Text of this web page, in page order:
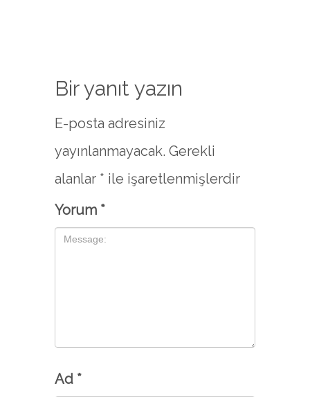
Bir yanıt yazın
E-posta adresiniz
yayınlanmayacak. Gerekli
alanlar * ile işaretlenmişlerdir
Yorum *
Ad *